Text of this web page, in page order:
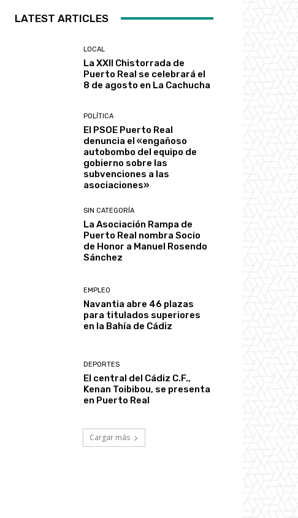
LATEST ARTICLES
LOCAL
La XXII Chistorrada de
Puerto Real se celebrará el
8 de agosto en La Cachucha
POLÍTICA
El PSOE Puerto Real
denuncia el «engañoso
autobombo del equipo de
gobierno sobre las
subvenciones a las
asociaciones»
SIN CATEGORÍA
La Asociación Rampa de
Puerto Real nombra Socio
de Honor a Manuel Rosendo
Sánchez
EMPLEO
Navantia abre 46 plazas
para titulados superiores
en la Bahía de Cádiz
DEPORTES
El central del Cádiz C.F.,
Kenan Toibibou, se presenta
en Puerto Real
Cargar más